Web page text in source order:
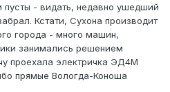
пусты - видать, недавно ушедший
Кстати, Сухона производит
города - много машин,
занимались решением
проехала электричка ЭД4М
прямые Вологда-Коноша